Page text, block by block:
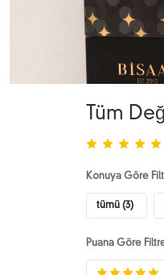
Tüm
Konuya Göre
tümü (3)
Puana Göre